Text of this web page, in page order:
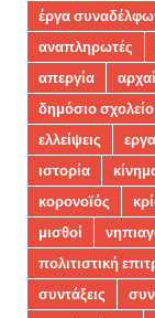
έργα
αναπληρωτές
απεργία
δημόσιο σχολείο
ελλείψεις
ιστορία
κορονοϊός
μισθοί
πολιτιστική
συντάξεις